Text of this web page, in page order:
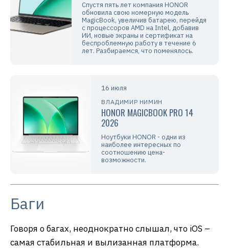
Спустя пять лет компания HONOR
обновила свою номерную модель
MagicBook, увеличив батарею, перейдя
с процессоров AMD на Intel, добавив
ИИ, новые экраны и сертификат на
беспроблемную работу в течение 6
лет. Разбираемся, что поменялось.
16 июля
ВЛАДИМИР НИМИН
HONOR MAGICBOOK PRO 14
2026
Ноутбуки HONOR - одни из
наиболее интересных по
соотношению цена-
возможности.
Баги
Говоря о багах, неоднократно слышал, что iOS –
самая стабильная и вылизанная платформа.